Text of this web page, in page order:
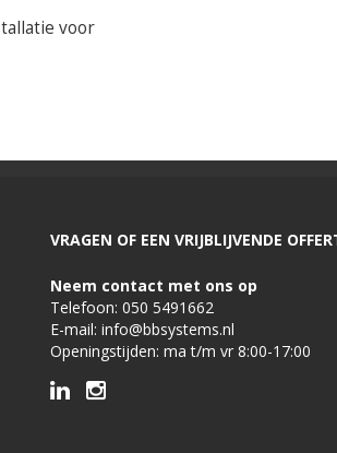
voor
VRAGEN OF EEN VRIJBLIJVENDE
Neem contact met ons op
Telefoon: 050 5491662
E-mail: info@bbsystems.nl
Openingstijden: ma t/m vr 8:00-17:00